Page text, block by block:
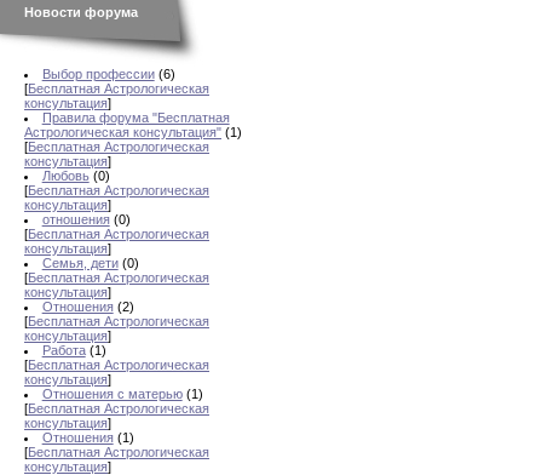
Новости форума
Выбор профессии (6)
[Бесплатная Астрологическая
консультация]
Правила форума "Бесплатная
Астрологическая консультация" (1)
[Бесплатная Астрологическая
консультация]
Любовь (0)
[Бесплатная Астрологическая
консультация]
отношения (0)
[Бесплатная Астрологическая
консультация]
Семья, дети (0)
[Бесплатная Астрологическая
консультация]
Отношения (2)
[Бесплатная Астрологическая
консультация]
Работа (1)
[Бесплатная Астрологическая
консультация]
Отношения с матерью (1)
[Бесплатная Астрологическая
консультация]
Отношения (1)
[Бесплатная Астрологическая
консультация]